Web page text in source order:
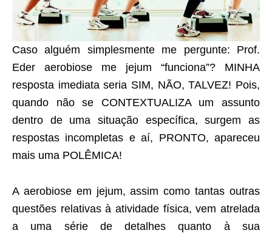
Caso alguém simplesmente me pergunte: Prof.
Eder aerobiose me jejum “funciona”? MINHA
resposta imediata seria SIM, NÃO, TALVEZ! Pois,
quando não se CONTEXTUALIZA um assunto
dentro de uma situação específica, surgem as
respostas incompletas e aí, PRONTO, apareceu
mais uma POLÊMICA!
A aerobiose em jejum, assim como tantas outras
questões relativas à atividade física, vem atrelada
a uma série de detalhes quanto à sua